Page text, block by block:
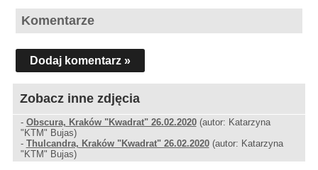
Komentarze
Dodaj komentarz »
Zobacz inne zdjęcia
- Obscura, Kraków "Kwadrat" 26.02.2020(autor: Katarzyna
"KTM" Bujas)
- Thulcandra, Kraków "Kwadrat" 26.02.2020(autor: Katarzyna
"KTM" Bujas)